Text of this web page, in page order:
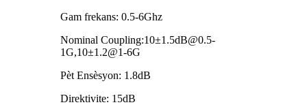
Gam frekans: 0.5-6Ghz
Nominal Coupling:10±1.5dB@0.5-
1G,10±1.2@1-6G
Pèt Ensèsyon: 1.8dB
Direktivite: 15dB